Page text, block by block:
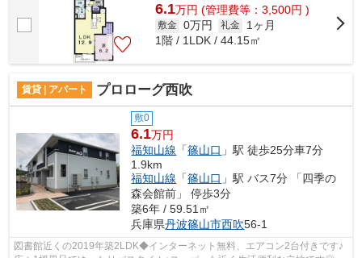
6.1万円 (管理費等：3,500円 )
敷金 0万円 礼金
1ヶ月
1階 / 1LDK / 44.15㎡
賃貸 | アパート プロローグ西吹
敷0
6.1万円
福知山線 「篠山口 」駅 徒歩25分車7分
1.9km
福知山線 「篠山口 」駅 バス7分 「四季の
森会館前」 停歩3分
築6年 / 59.51㎡
兵庫県丹波篠山市西吹56-1
図書館近くの2019年築2LDK◆インターネット無料、エアコン2台付きです♪